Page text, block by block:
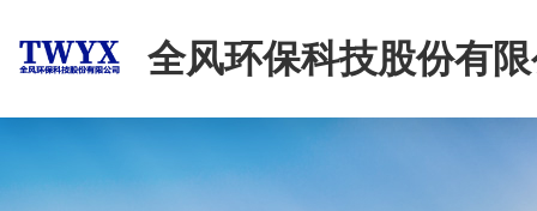
全风环保科技股份有